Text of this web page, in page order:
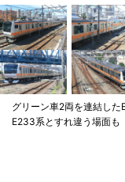
グリーン車2両を連結し
E233系とすれ違う場面も